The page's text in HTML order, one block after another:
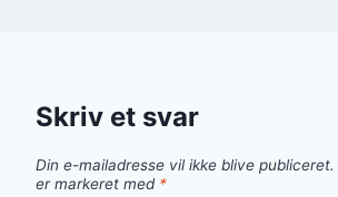
Skriv et svar
Din e-mailadresse vil ikke blive publiceret.
er markeret med *